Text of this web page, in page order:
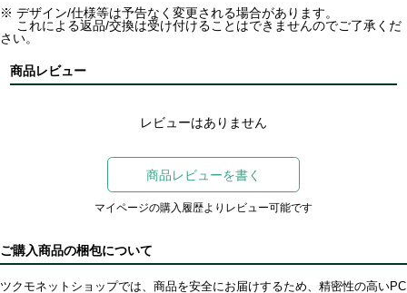
※ デザイン/仕様等は予告なく変更される場合があります。
これによる返品/交換は受け付けることはできませんのでご了承くだ
さい。
商品レビュー
レビューはありません
商品レビューを書く
マイページの購入履歴よりレビュー可能です
ご購入商品の梱包について
ツクモネットショップでは、商品を安全にお届けするため、精密性の高いPC